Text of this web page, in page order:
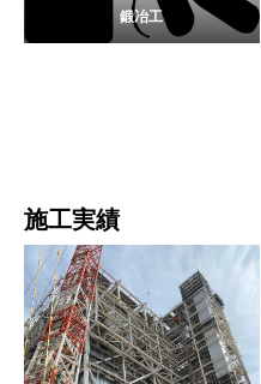
鍛冶工
施工実績